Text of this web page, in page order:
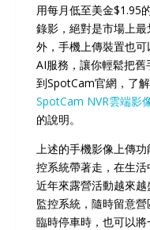
用每月低至美金$1.95
錄影，絕對是市場上
外，手機上傳裝置也
AI服務，讓你輕鬆把
到SpotCam官網，了
SpotCam NVR雲端影
的說明。
上述的手機影像上傳
控系統帶著走，在生
近年來露營活動越來
監控系統，隨時留意
臨時停車時，也可以